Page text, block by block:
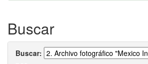
Buscar
Buscar: